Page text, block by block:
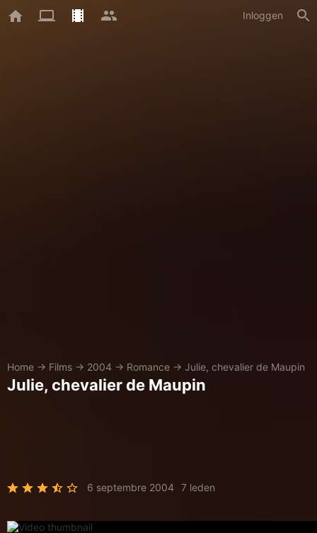
Inloggen
Home → Films → 2004 → Romance → Julie, chevalier de Maupin
Julie, chevalier de Maupin
6 septembre 2004 7 leden